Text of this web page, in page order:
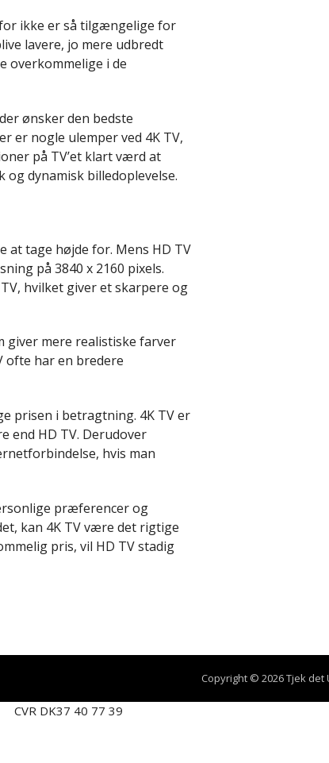
ikke er så tilgængelige for
lavere, jo mere udbredt
overkommelige i de
ønsker den bedste
er nogle ulemper ved 4K TV,
på TV’et klart værd at
dynamisk billedoplevelse.
at tage højde for. Mens HD TV
på 3840 x 2160 pixels.
hvilket giver et skarpere og
giver mere realistiske farver
ofte har en bredere
prisen i betragtning. 4K TV er
end HD TV. Derudover
hvis man
præferencer og
kan 4K TV være det rigtige
pris, vil HD TV stadig
Copyright © 2026 Tjek det
CVR DK37 40 77 39